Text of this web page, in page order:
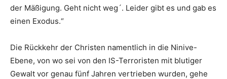
der Mäßigung. Geht nicht weg´. Leider gibt es und gab es
einen Exodus.“
Die Rückkehr der Christen namentlich in die Ninive-
Ebene, von wo sei von den IS-Terroristen mit blutiger
Gewalt vor genau fünf Jahren vertrieben wurden, gehe